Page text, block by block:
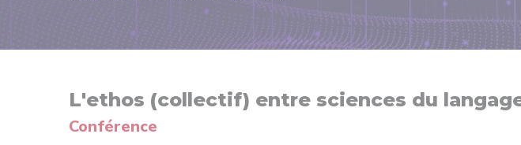
L'ethos (collectif) entre sciences du
Conférence